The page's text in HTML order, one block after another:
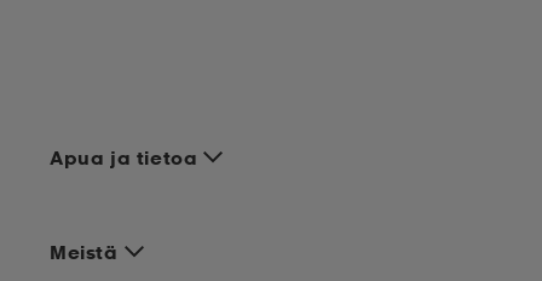
Apua ja tietoa
Meistä